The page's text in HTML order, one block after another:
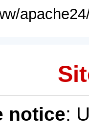
notice: